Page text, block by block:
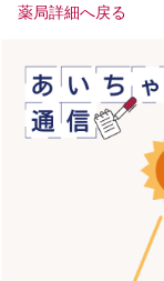
薬局詳細へ戻る